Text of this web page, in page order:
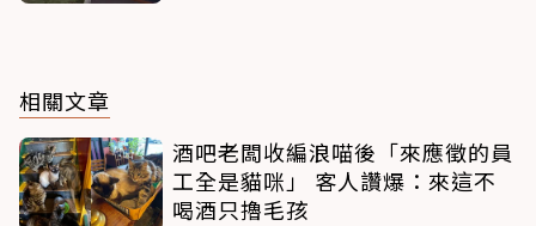
相關文章
酒吧老闆收編浪喵後「來應徵的員
工全是貓咪」 客人讚爆：來這不
喝酒只擼毛孩